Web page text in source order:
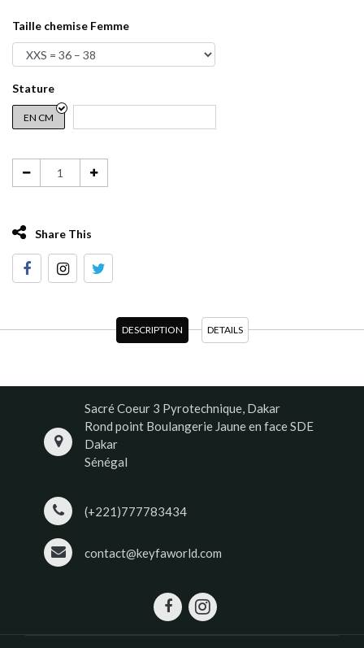
Taille chemise Femme
Stature
EN CM
Share This
DESCRIPTION DETAILS
Sacré Coeur 3 Pyrotechnique, Dakar
Rond point Boulangerie Jaune en face SDE
Dakar
Sénégal
(+221)777783434
contact@keyfaworld.com